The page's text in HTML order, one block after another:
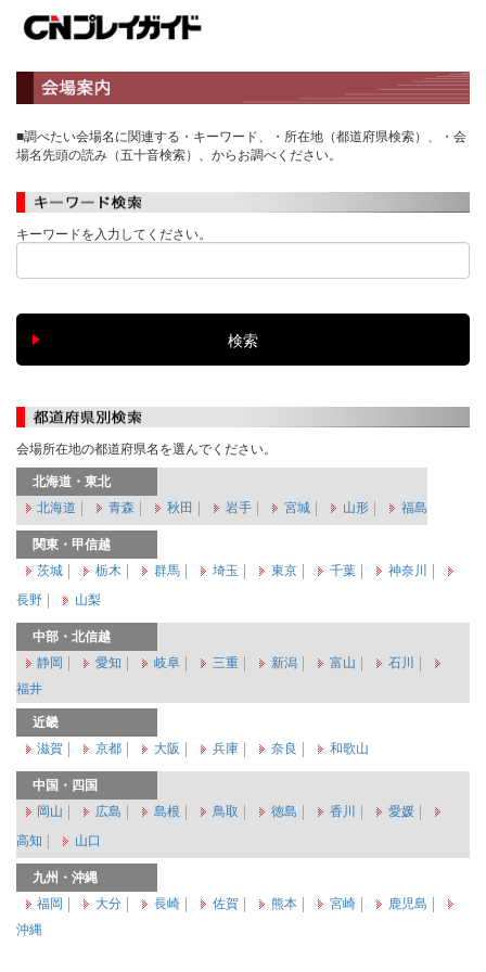
■調べたい会場名に関連する・キーワード、・所在地（都道府県検索）、・会
場名先頭の読み（五十音検索）、からお調べください。
キーワードを入力してください。
会場所在地の都道府県名を選んでください。
北海道・東北
北海道
青森 秋田 岩手 宮城 山形 福島
関東・甲信越
茨城
栃木 群馬 埼玉 東京 千葉
神奈川
長野
山梨
中部・北信越
静岡
愛知 岐阜 三重 新潟 富山
石川
福井
近畿
滋賀
京都 大阪 兵庫 奈良 和歌山
中国・四国
岡山
広島 島根 鳥取 徳島 香川
愛媛
高知
山口
九州・沖縄
福岡
大分 長崎 佐賀 熊本 宮崎
鹿児島
沖縄